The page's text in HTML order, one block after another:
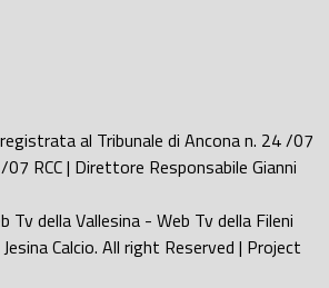
al Tribunale di Ancona n. 24 /07
RCC | Direttore Responsabile Gianni
Tv della Vallesina - Web Tv della Fileni
Calcio. All right Reserved | Project